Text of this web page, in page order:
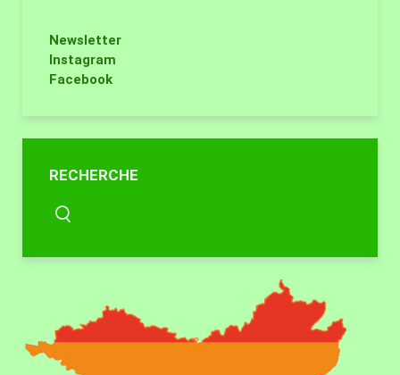
Newsletter
Instagram
Facebook
RECHERCHE